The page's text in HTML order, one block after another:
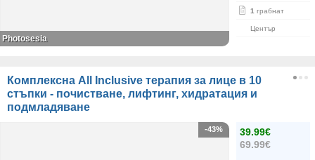
1 грабнат
Център
Photosesia
Комплексна All Inclusive терапия за лице в 10
стъпки - почистване, лифтинг, хидратация и
подмладяване
39.99€
69.99€
-43%